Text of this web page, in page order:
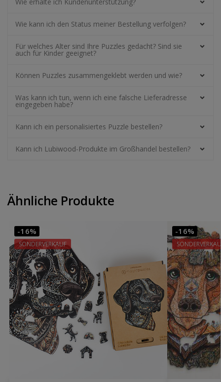
Wie erhalte ich Kundenunterstützung?
Wie kann ich den Status meiner Bestellung verfolgen?
Für welches Alter sind Ihre Puzzles gedacht? Sind sie
auch für Kinder geeignet?
Können Puzzles zusammengeklebt werden und wie?
Was kann ich tun, wenn ich eine falsche Lieferadresse
eingegeben habe?
Kann ich ein personalisiertes Puzzle bestellen?
Kann ich Lubiwood-Produkte im Großhandel bestellen?
Ähnliche Produkte
-16%
SONDERVERKAUF
-16%